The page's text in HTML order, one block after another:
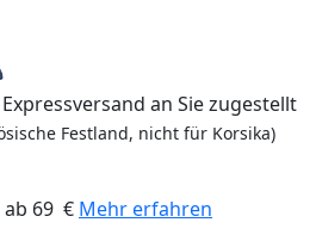
an Sie zugestellt
Festland, nicht für Korsika)
ab 69 € Mehr erfahren